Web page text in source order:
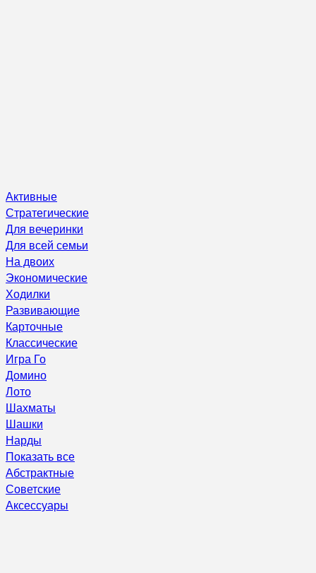
Активные
Стратегические
Для вечеринки
Для всей семьи
На двоих
Экономические
Ходилки
Развивающие
Карточные
Классические
Игра Го
Домино
Лото
Шахматы
Шашки
Нарды
Показать все
Абстрактные
Советские
Аксессуары